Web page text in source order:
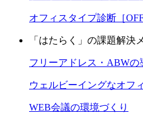
オフィスタイプ診断［
「はたらく」の課題解決
フリーアドレス・ABWの
ウェルビーイングなオフ
WEB会議の環境づくり